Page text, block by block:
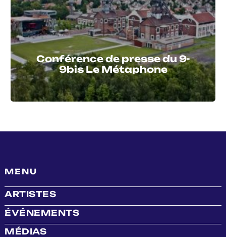
Conférence de presse du 9-
9bis Le Métaphone
MENU
ARTISTES
ÉVÉNEMENTS
MÉDIAS